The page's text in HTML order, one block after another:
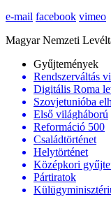
e-mail facebook vimeo
Magyar Nemzeti
Gyűjtemények
Rendszerváltás
Digitális Roma
Szovjetunióba
Első világháború
Reformáció 500
Családtörténet
Helytörténet
Középkori
Pártiratok